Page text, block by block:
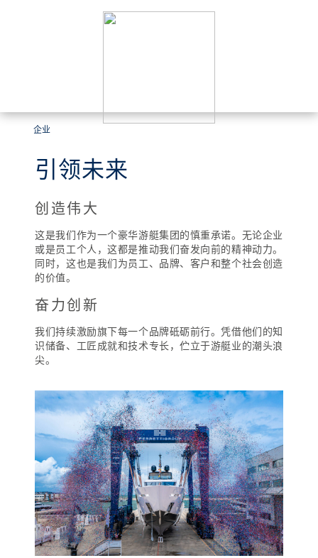
企业
引领未来
创造伟大
这是我们作为一个豪华游艇集团的慎重承诺。无论企业
或是员工个人，这都是推动我们奋发向前的精神动力。
同时，这也是我们为员工、品牌、客户和整个社会创造
的价值。
奋力创新
我们持续激励旗下每一个品牌砥砺前行。凭借他们的知
识储备、工匠成就和技术专长，伫立于游艇业的潮头浪
尖。